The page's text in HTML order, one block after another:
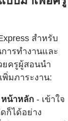
สำหรับ
ารทำงานและ
ยครูผู้สอนนำ
พิ่มภาระงาน:
หน้าหลัก - เข้าใจ
ก็ได้อย่าง